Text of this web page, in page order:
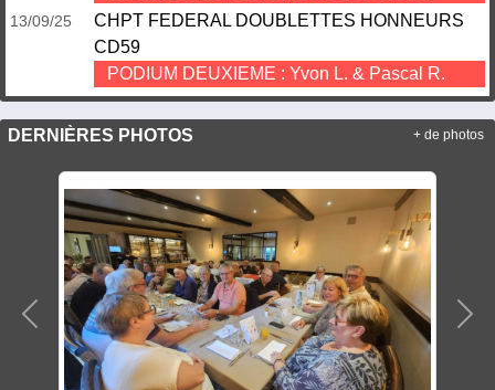
13/09/25
CHPT FEDERAL DOUBLETTES HONNEURS
CD59
PODIUM DEUXIEME : Yvon L. & Pascal R.
DERNIÈRES PHOTOS
Précedent
+ de photos